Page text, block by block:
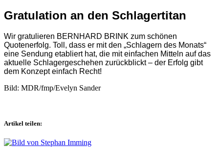
Gratulation an den Schlagertitan
Wir gratulieren BERNHARD BRINK zum schönen
Quotenerfolg. Toll, dass er mit den „Schlagern des Monats“
eine Sendung etabliert hat, die mit einfachen Mitteln auf das
aktuelle Schlagergeschehen zurückblickt – der Erfolg gibt
dem Konzept einfach Recht!
Bild: MDR/fmp/Evelyn Sander
Artikel teilen: